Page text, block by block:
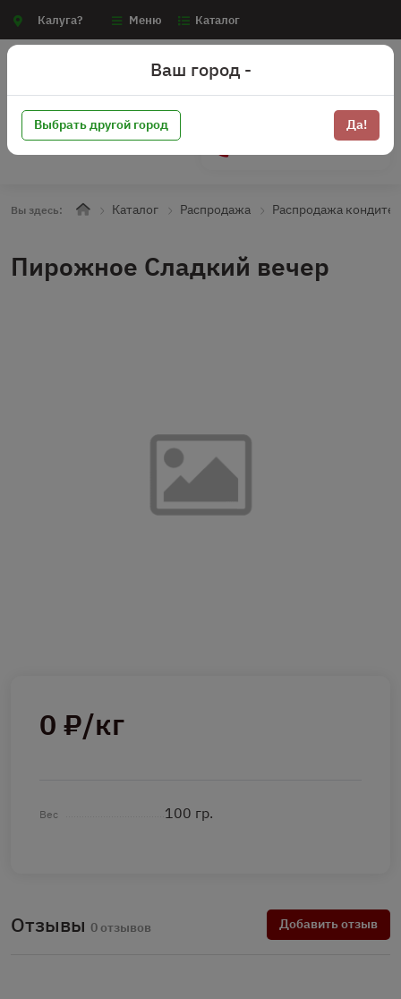
Калуга? Меню Каталог
Вы здесь: Каталог Распродажа Распродажа
Пирожное Сладкий вечер
0 ₽/кг
Вес 100 гр.
Отзывы 0 отзывов Добавить отзыв
Ваш город -
Выбрать другой город Да!